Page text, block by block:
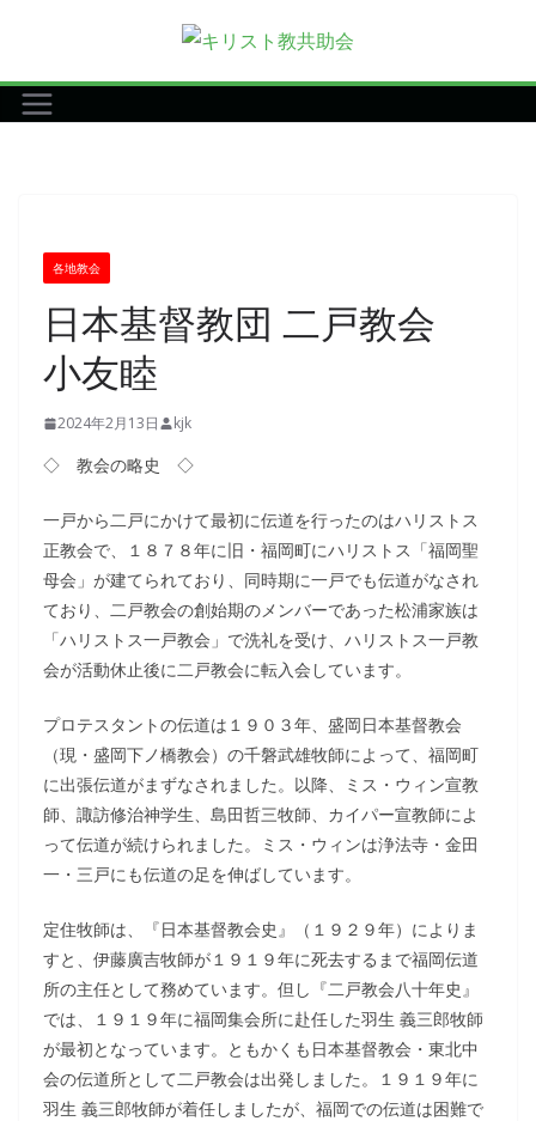
テ
ン
各地教会
日本基督教団 二戸教会
小友睦
2024年2月13日 kjk
◇ 教会の略史 ◇
一戸から二戸にかけて最初に伝道を行ったのはハリストス
正教会で、１８７８年に旧・福岡町にハリストス「福岡聖
母会」が建てられており、同時期に一戸でも伝道がなされ
ており、二戸教会の創始期のメンバーであった松浦家族は
「ハリストス一戸教会」で洗礼を受け、ハリストス一戸教
会が活動休止後に二戸教会に転入会しています。
プロテスタントの伝道は１９０３年、盛岡日本基督教会
（現・盛岡下ノ橋教会）の千磐武雄牧師によって、福岡町
に出張伝道がまずなされました。以降、ミス・ウィン宣教
師、諏訪修治神学生、島田哲三牧師、カイパー宣教師によ
って伝道が続けられました。ミス・ウィンは浄法寺・金田
一・三戸にも伝道の足を伸ばしています。
定住牧師は、『日本基督教会史』（１９２９年）によりま
すと、伊藤廣吉牧師が１９１９年に死去するまで福岡伝道
所の主任として務めています。但し『二戸教会八十年史』
では、１９１９年に福岡集会所に赴任した羽生 義三郎牧師
が最初となっています。ともかくも日本基督教会・東北中
会の伝道所として二戸教会は出発しました。１９１９年に
羽生 義三郎牧師が着任しましたが、福岡での伝道は困難で